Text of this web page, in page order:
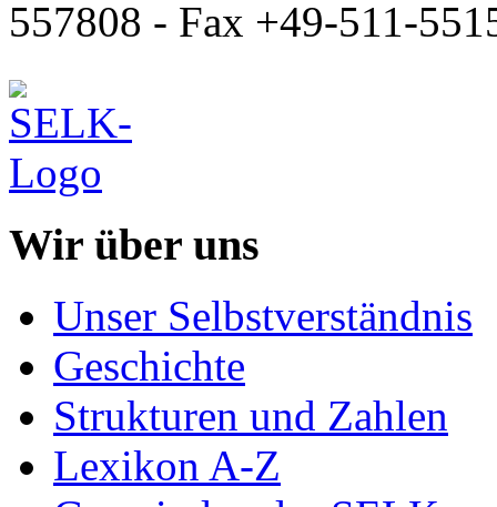
557808 - Fax +49-511-
Wir über uns
Unser Selbstverständnis
Geschichte
Strukturen und Zahlen
Lexikon A-Z